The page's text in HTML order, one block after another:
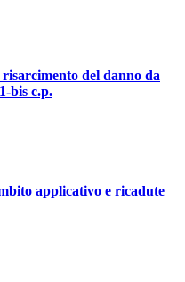
del danno da
bis c.p.
applicativo e ricadute